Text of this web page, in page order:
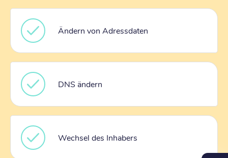
Ändern von Adressdaten
DNS ändern
Wechsel des Inhabers